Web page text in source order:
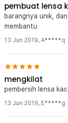
pembuat lensa
barangnya unik,
membantu
13 Jun 2019, A*****q
mengkilat
pembersih lensa
13 Jun 2019, E*****g